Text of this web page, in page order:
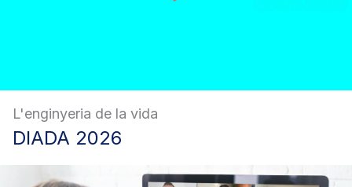
L'enginyeria de la vida
DIADA 2026